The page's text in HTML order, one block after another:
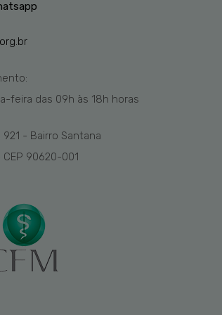
feira das 09h às 18h horas
- Bairro Santana
90620-001